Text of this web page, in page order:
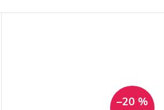
–20 %